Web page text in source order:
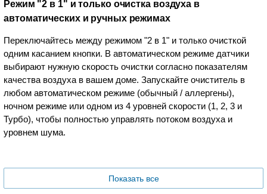
Режим "2 в 1" и только очистка воздуха в
автоматических и ручных режимах
Переключайтесь между режимом "2 в 1" и только очисткой
одним касанием кнопки. В автоматическом режиме датчики
выбирают нужную скорость очистки согласно показателям
качества воздуха в вашем доме. Запускайте очиститель в
любом автоматическом режиме (обычный / аллергены),
ночном режиме или одном из 4 уровней скорости (1, 2, 3 и
Турбо), чтобы полностью управлять потоком воздуха и
уровнем шума.
Показать все